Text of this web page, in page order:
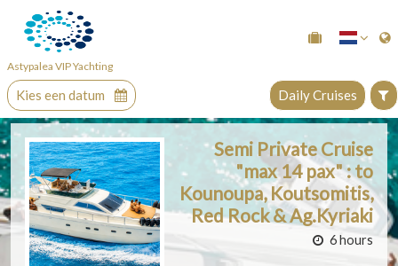
Astypalea VIP Yachting
Kies een datum Daily Cruises
Semi Private Cruise
"max 14 pax" : to
Kounoupa, Koutsomitis,
Red Rock & Ag.Kyriaki
6 hours